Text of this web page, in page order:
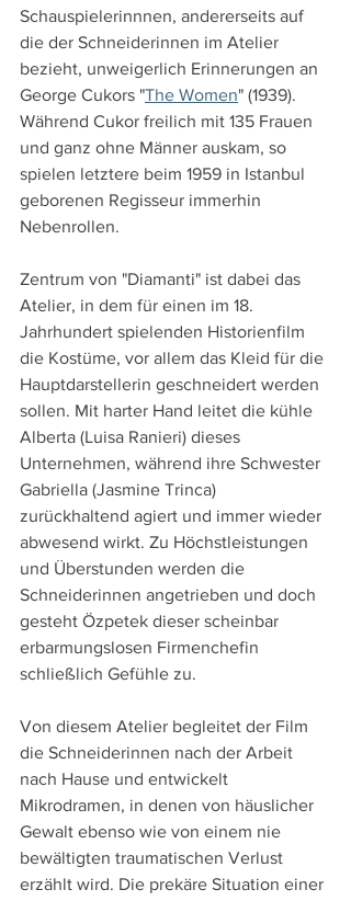
Schauspielerinnnen, andererseits auf
die der Schneiderinnen im Atelier
bezieht, unweigerlich Erinnerungen an
George Cukors "The Women" (1939).
Während Cukor freilich mit 135 Frauen
und ganz ohne Männer auskam, so
spielen letztere beim 1959 in Istanbul
geborenen Regisseur immerhin
Nebenrollen.
Zentrum von "Diamanti" ist dabei das
Atelier, in dem für einen im 18.
Jahrhundert spielenden Historienfilm
die Kostüme, vor allem das Kleid für die
Hauptdarstellerin geschneidert werden
sollen. Mit harter Hand leitet die kühle
Alberta (Luisa Ranieri) dieses
Unternehmen, während ihre Schwester
Gabriella (Jasmine Trinca)
zurückhaltend agiert und immer wieder
abwesend wirkt. Zu Höchstleistungen
und Überstunden werden die
Schneiderinnen angetrieben und doch
gesteht Özpetek dieser scheinbar
erbarmungslosen Firmenchefin
schließlich Gefühle zu.
Von diesem Atelier begleitet der Film
die Schneiderinnen nach der Arbeit
nach Hause und entwickelt
Mikrodramen, in denen von häuslicher
Gewalt ebenso wie von einem nie
bewältigten traumatischen Verlust
erzählt wird. Die prekäre Situation einer